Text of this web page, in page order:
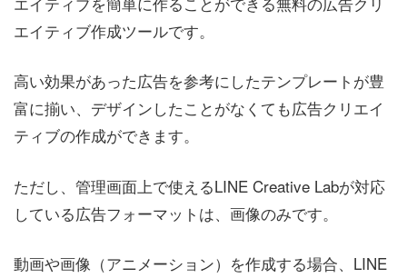
エイティブ作成ツールです。
高い効果があった広告を参考にしたテンプレートが豊
富に揃い、デザインしたことがなくても広告クリエイ
ティブの作成ができます。
ただし、管理画面上で使えるLINE Creative Labが対応
している広告フォーマットは、画像のみです。
動画や画像（アニメーション）を作成する場合、LINE